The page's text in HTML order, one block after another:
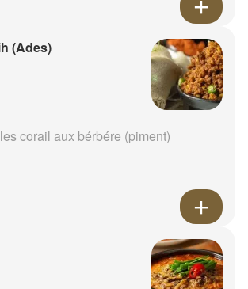
(Ades)
corail aux bérbére (piment)